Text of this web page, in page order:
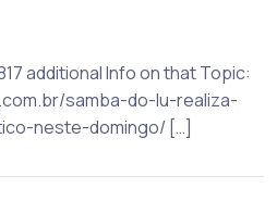
additional Info on that Topic:
samba-do-lu-realiza-
neste-domingo/ […]